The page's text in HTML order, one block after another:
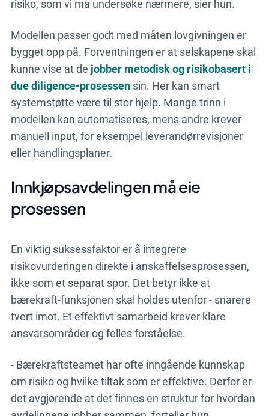
risiko, som vi må undersøke nærmere, sier hun.
Modellen passer godt med måten lovgivningen er
bygget opp på. Forventningen er at selskapene skal
kunne vise at de jobber metodisk og risikobasert i
due diligence-prosessensin. Her kan smart
systemstøtte være til stor hjelp. Mange trinn i
modellen kan automatiseres, mens andre krever
manuell input, for eksempel leverandørrevisjoner
eller handlingsplaner.
Innkjøpsavdelingen må eie
prosessen
En viktig suksessfaktor er å integrere
risikovurderingen direkte i anskaffelsesprosessen,
ikke som et separat spor. Det betyr ikke at
bærekraft-funksjonen skal holdes utenfor - snarere
tvert imot. Et effektivt samarbeid krever klare
ansvarsområder og felles forståelse.
- Bærekraftsteamet har ofte inngående kunnskap
om risiko og hvilke tiltak som er effektive. Derfor er
det avgjørende at det finnes en struktur for hvordan